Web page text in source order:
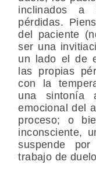
inclinados a
pérdidas.
del paciente
ser una
un lado el de
las propias
con la
una sintonía
emocional del
proceso; o
inconsciente,
suspende
trabajo de